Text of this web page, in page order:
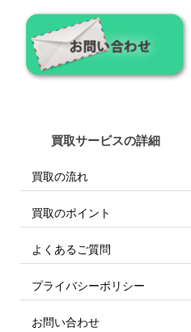
買取サービスの詳細
買取の流れ
買取のポイント
よくあるご質問
プライバシーポリシー
お問い合わせ